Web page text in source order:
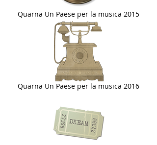
Quarna Un Paese per la musica 2015
Quarna Un Paese per la musica 2016